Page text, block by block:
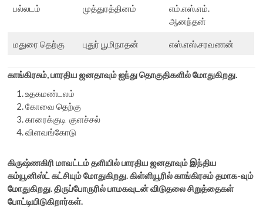
பல்லடம் முத்துரத்தினம்
எம்.எஸ்.எம்.
ஆனந்தன்
மதுரை தெற்கு புதுர் பூமிநாதன் எஸ்.எஸ்.சரவணன்
காங்கிரசும், பாரதிய ஜனதாவும் ஐந்து தொகுதிகளில் மோதுகிறது.
உதகமண்டலம்
கோவை தெற்கு
காரைக்குடி குளச்சல்
விளவங்கோடு
கிருஷ்ணகிரி மாவட்டம் தளியில் பாரதிய ஜனதாவும் இந்திய
கம்யூனிஸ்ட் கட்சியும் மோதுகிறது. கிள்ளியூரில் காங்கிரசும் தமாக-வும்
மோதுகிறது. திருப்போருரில் பாமகவுடன் விடுதலை சிறுத்தைகள்
போட்டியிடுகிறார்கள்.